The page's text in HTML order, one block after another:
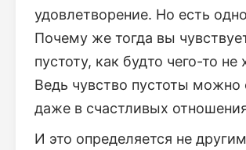
удовлетворение. Но есть
Почему же тогда вы
пустоту, как будто чего-то не
Ведь чувство пустоты можно
даже в счастливых
И это определяется не другим